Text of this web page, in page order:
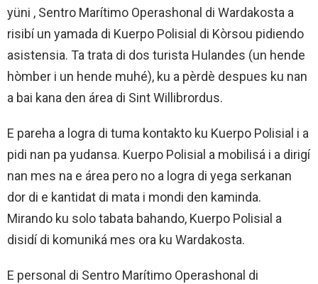
yüni , Sentro Marítimo Operashonal di Wardakosta a
risibí un yamada di Kuerpo Polisial di Kòrsou pidiendo
asistensia. Ta trata di dos turista Hulandes (un hende
hòmber i un hende muhé), ku a pèrdè despues ku nan
a bai kana den área di Sint Willibrordus.
E pareha a logra di tuma kontakto ku Kuerpo Polisial i a
pidi nan pa yudansa. Kuerpo Polisial a mobilisá i a dirigí
nan mes na e área pero no a logra di yega serkanan
dor di e kantidat di mata i mondi den kaminda.
Mirando ku solo tabata bahando, Kuerpo Polisial a
disidí di komuniká mes ora ku Wardakosta.
E personal di Sentro Marítimo Operashonal di